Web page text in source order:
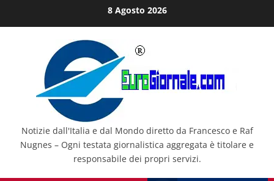
al
8 Agosto 2026
Notizie dall'Italia e dal Mondo diretto da Francesco e Raf
Nugnes – Ogni testata giornalistica aggregata è titolare e
responsabile dei propri servizi.